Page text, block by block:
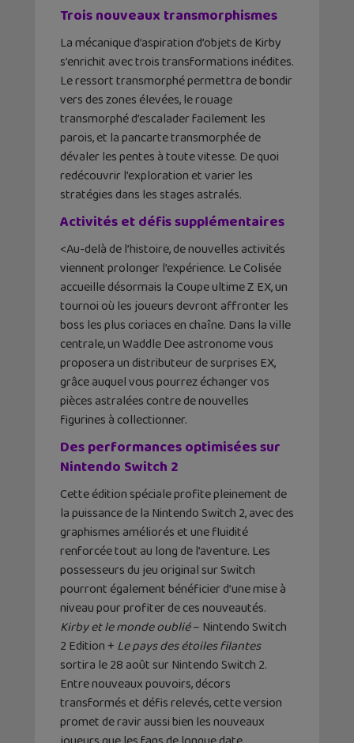
Trois nouveaux transmorphismes
La mécanique d’aspiration d’objets de Kirby
s’enrichit avec trois transformations inédites.
Le ressort transmorphé permettra de bondir
vers des zones élevées, le rouage
transmorphé d’escalader facilement les
parois, et la pancarte transmorphée de
dévaler les pentes à toute vitesse. De quoi
redécouvrir l’exploration et varier les
stratégies dans les stages astralés.
Activités et défis supplémentaires
<Au-delà de l’histoire, de nouvelles activités
viennent prolonger l’expérience. Le Colisée
accueille désormais la Coupe ultime Z EX, un
tournoi où les joueurs devront affronter les
boss les plus coriaces en chaîne. Dans la ville
centrale, un Waddle Dee astronome vous
proposera un distributeur de surprises EX,
grâce auquel vous pourrez échanger vos
pièces astralées contre de nouvelles
figurines à collectionner.
Des performances optimisées sur
Nintendo Switch 2
Cette édition spéciale profite pleinement de
la puissance de la Nintendo Switch 2, avec des
graphismes améliorés et une fluidité
renforcée tout au long de l’aventure. Les
possesseurs du jeu original sur Switch
pourront également bénéficier d’une mise à
niveau pour profiter de ces nouveautés.
Kirby et le monde oublié– Nintendo Switch
2 Edition + Le pays des étoiles filantes
sortira le 28 août sur Nintendo Switch 2.
Entre nouveaux pouvoirs, décors
transformés et défis relevés, cette version
promet de ravir aussi bien les nouveaux